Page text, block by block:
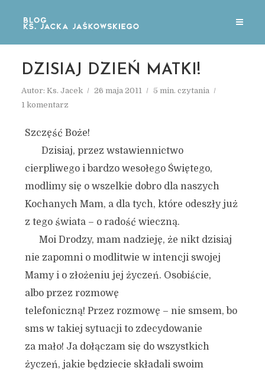
DZISIAJ DZIEŃ MATKI!
Autor: Ks. Jacek 26 maja 2011
5 min. czytania
1 komentarz
Szczęść Boże!
Dzisiaj, przez wstawiennictwo
cierpliwego i bardzo wesołego Świętego,
modlimy się o wszelkie dobro dla naszych
Kochanych Mam, a dla tych, które odeszły już
z tego świata – o radość wieczną.
Moi Drodzy, mam nadzieję, że nikt dzisiaj
nie zapomni o modlitwie w intencji swojej
Mamy i o złożeniu jej życzeń. Osobiście,
albo przez rozmowę
telefoniczną! Przez rozmowę – nie smsem, bo
sms w takiej sytuacji to zdecydowanie
za mało! Ja dołączam się do wszystkich
życzeń, jakie będziecie składali swoim